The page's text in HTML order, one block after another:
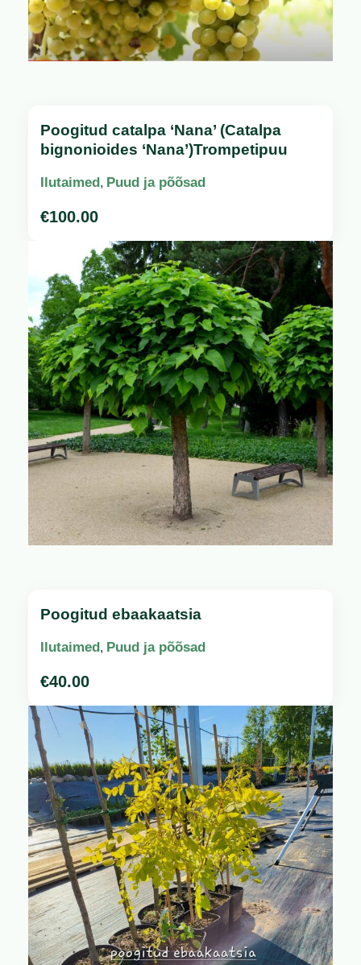
Poogitud catalpa ‘Nana’ (Catalpa
bignonioides ‘Nana’)Trompetipuu
Ilutaimed , Puud ja põõsad
€100.00
Poogitud ebaakaatsia
Ilutaimed , Puud ja põõsad
€40.00